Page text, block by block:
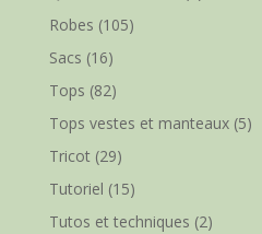
Robes (105)
Sacs (16)
Tops (82)
Tops vestes et manteaux(5)
Tricot(29)
Tutoriel (15)
Tutos et techniques (2)